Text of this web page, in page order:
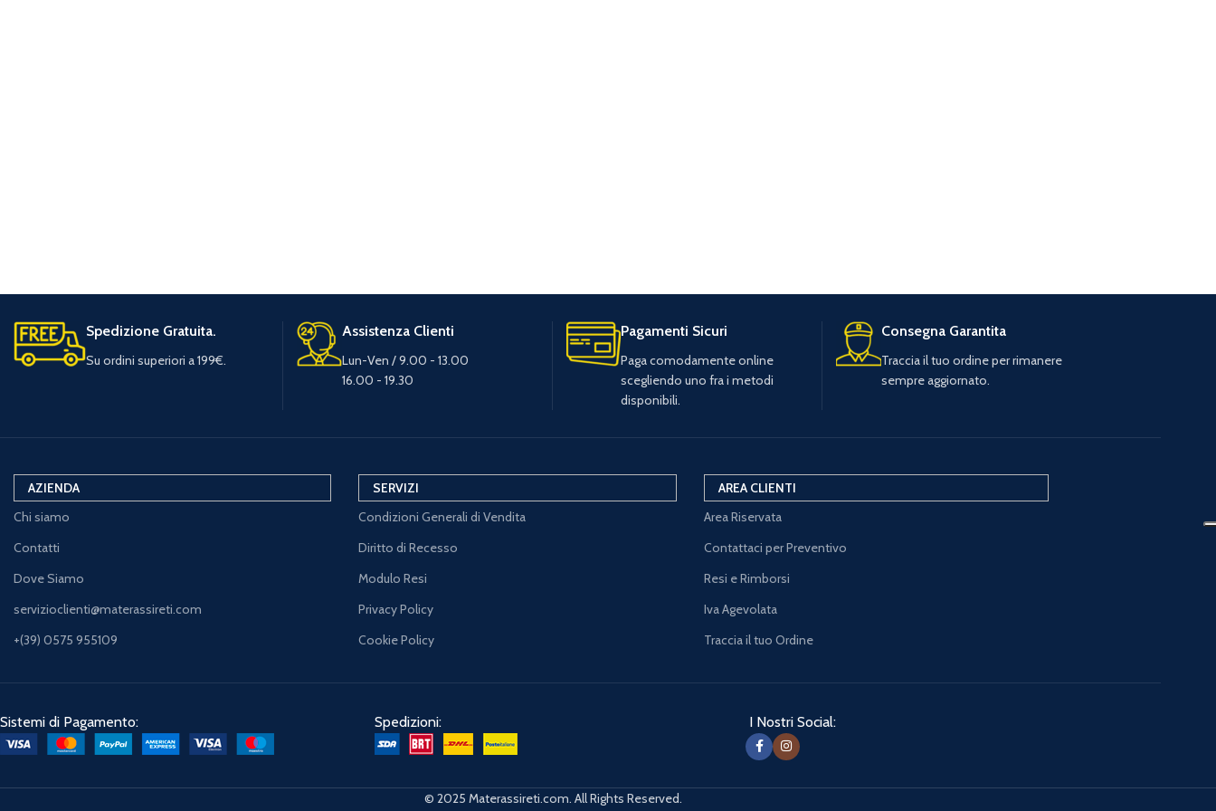
Spedizione Gratuita.
Su ordini superiori a 199€.
Assistenza Clienti
Lun-Ven / 9.00 - 13.00
16.00 - 19.30
Pagamenti Sicuri
Paga comodamente online
scegliendo uno fra i metodi
disponibili.
Consegna Garantita
Traccia il tuo ordine per rimanere
sempre aggiornato.
AZIENDA
Chi siamo
Contatti
Dove Siamo
servizioclienti@materassireti.com
+(39) 0575 955109
SERVIZI
Condizioni Generali di Vendita
Diritto di Recesso
Modulo Resi
Privacy Policy
Cookie Policy
AREA CLIENTI
Area Riservata
Contattaci per Preventivo
Resi e Rimborsi
Iva Agevolata
Traccia il tuo Ordine
Sistemi di Pagamento: Spedizioni: I Nostri Social:
© 2025 Materassireti.com. All Rights Reserved.